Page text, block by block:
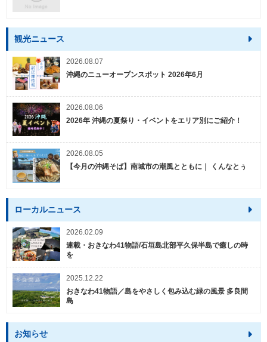
観光ニュース
2026.08.07
沖縄のニューオープンスポット 2026年6月
2026.08.06
2026年 沖縄の夏祭り・イベントをエリア別にご紹介！
2026.08.05
【今月の沖縄そば】南城市の潮風とともに｜ くんなとぅ
ローカルニュース
2026.02.09
連載・おきなわ41物語/石垣島北部平久保半島で癒しの時
を
2025.12.22
おきなわ41物語／島をやさしく包み込む緑の風景 多良間
島
お知らせ